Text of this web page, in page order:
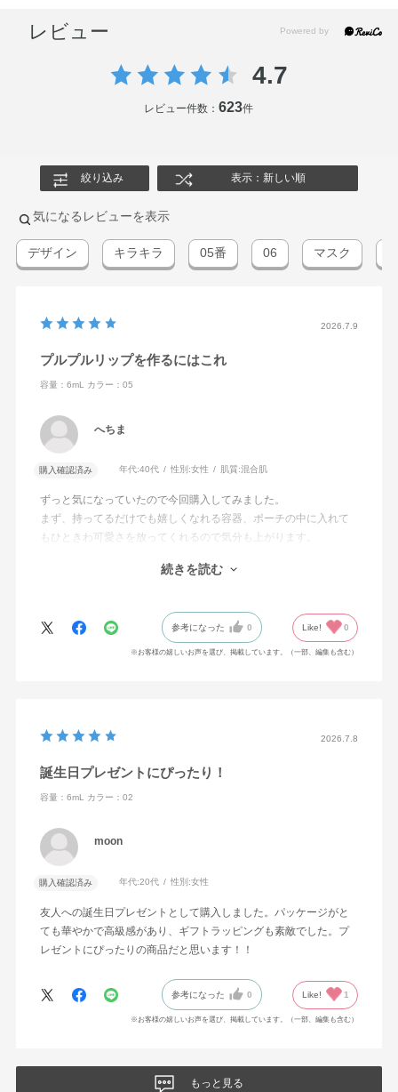
レビュー
4.7
レビュー件数：623件
絞り込み 表示：新しい順
気になるレビューを表示
デザイン キラキラ 05番 06 マスク
2026.7.9
プルプルリップを作るにはこれ
容量：6mL カラー：05
へちま
購入確認済み 年代:40代 性別:女性 肌質:混合肌
ずっと気になっていたので今回購入してみました。
まず、持ってるだけでも嬉しくなれる容器、ポーチの中に入れて
もひときわ可愛さを放ってくれるので気分も上がります。
選んだお色は想像とおりの可愛さでした。
続きを読む
参考になった 0 Like! 0
※お客様の嬉しいお声を選び、掲載しています。（一部、編集も含む）
2026.7.8
誕生日プレゼントにぴったり！
容量：6mL カラー：02
moon
購入確認済み 年代:20代 性別:女性
友人への誕生日プレゼントとして購入しました。パッケージがと
ても華やかで高級感があり、ギフトラッピングも素敵でした。プ
レゼントにぴったりの商品だと思います！！
参考になった 0 Like! 1
※お客様の嬉しいお声を選び、掲載しています。（一部、編集も含む）
もっと見る